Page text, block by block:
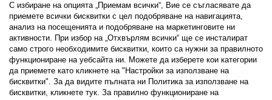
Последвайте ни:
FacebookTwitterYoutubePinterestInstagram
С избиране на опцията „Приемам всички“, Вие се съгласявате да
приемете всички бисквитки с цел подобряване на навигацията,
анализ на посещенията и подобряване на маркетинговите ни
активности. При избор на „Отхвърлям всички“ ще се инсталират
само строго необходимитe бисквитки, които са нужни за правилното
функциониране на уебсайта ни. Можете да изберете кои категории
да приемете като кликнете на "Настройки за използване на
бисквитки". За да видите пълната ни Политика за използване на
бисквитки, кликнете тук. За правилно функциониране на